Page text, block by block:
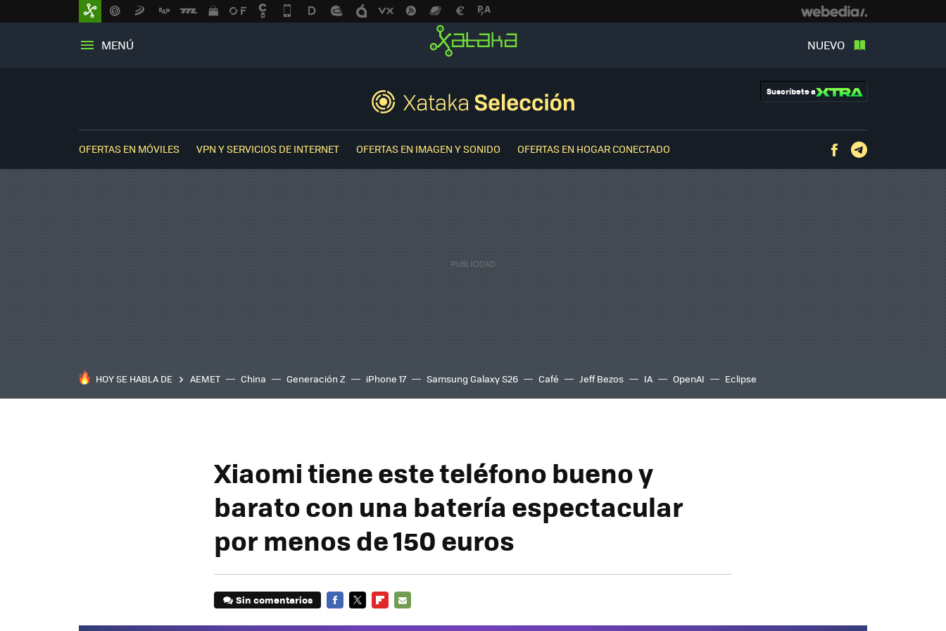
MENÚ NUEVO
Suscríbete a
OFERTAS EN MÓVILES VPN Y SERVICIOS DE INTERNET OFERTAS EN IMAGEN Y SONIDO OFERTAS EN HOGAR CONECTADO Facebook
HOY SE HABLA DE AEMET China Generación Z iPhone 17 Samsung Galaxy S26 Café Jeff Bezos IA OpenAI Eclipse
Xiaomi tiene este teléfono bueno y
barato con una batería espectacular
por menos de 150 euros
Sin comentarios